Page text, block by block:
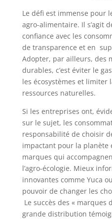
Le défi est immense pour
agro-alimentaire. Il s’agit
confiance avec les
de transparence et en
Adopter, par ailleurs, des
durables, c’est éviter le
les écosystèmes et limiter
ressources naturelles.
Si les entreprises ont,
sur le sujet, les
responsabilité de choisir
impactant pour la planète
marques qui
l’agro-écologie. Mieux
innovantes comme Yuca
pouvoir de changer les
Le succès des « marques
grande distribution